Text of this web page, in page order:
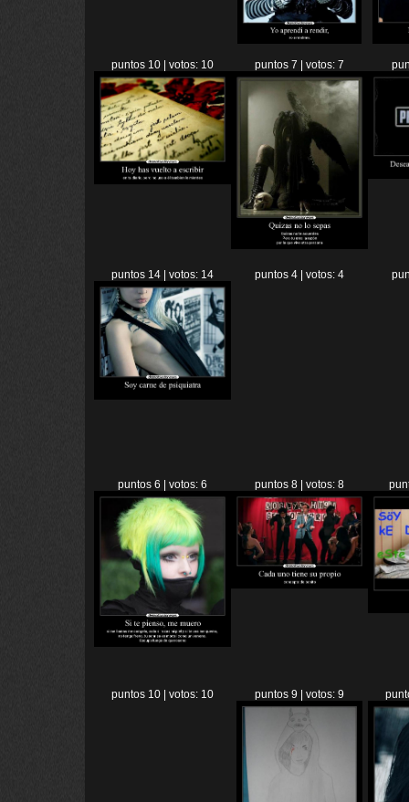
puntos 10 | votos: 10 puntos 7 | votos: 7
puntos 14 | votos: 14 puntos 4 | votos: 4
puntos 6 | votos: 6 puntos 8 | votos: 8
puntos 10 | votos: 10 puntos 9 | votos: 9